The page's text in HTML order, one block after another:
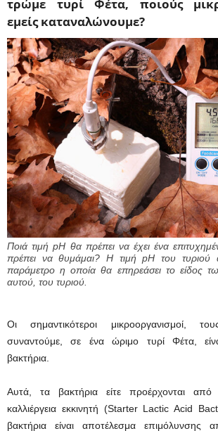
τρώμε τυρί Φέτα, ποιούς
εμείς καταναλώνουμε?
Ποιά τιμή pH θα πρέπει να έχει ένα
πρέπει να θυμάμαι? Η τιμή pH του τυριού
παράμετρο η οποία θα επηρεάσει το είδος
αυτού, του τυριού.
Οι σημαντικότεροι μικροοργανισμοί,
συναντούμε, σε ένα ώριμο τυρί Φέτα,
βακτήρια.
Αυτά, τα βακτήρια είτε προέρχονται από
καλλιέργεια εκκινητή (Starter Lactic Acid
βακτήρια είναι αποτέλεσμα επιμόλυνσης